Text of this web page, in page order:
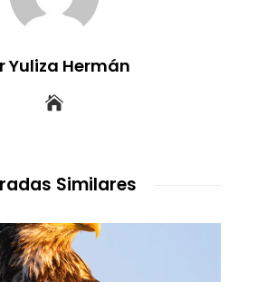
Yuliza Hermán
Similares